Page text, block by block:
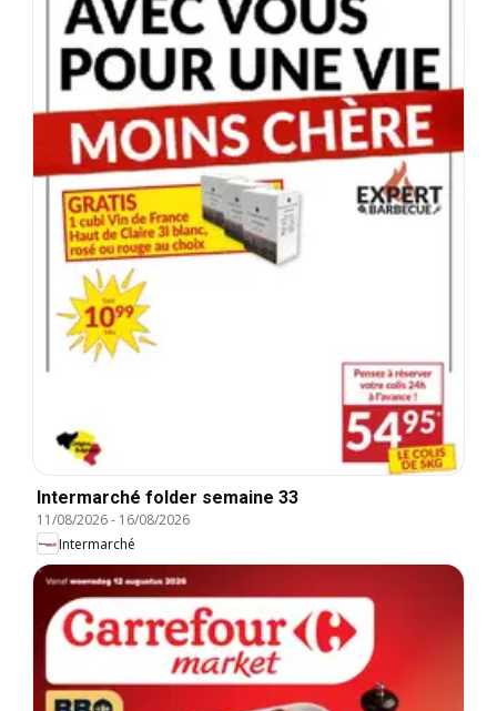
Intermarché folder semaine 33
11/08/2026- 16/08/2026
Intermarché